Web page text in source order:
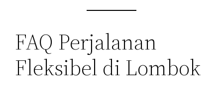
FAQ Perjalanan
Fleksibel di Lombok